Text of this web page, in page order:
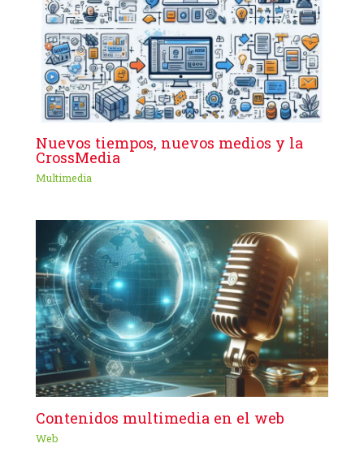
Nuevos tiempos, nuevos medios y la
CrossMedia
Multimedia
Contenidos multimedia en el web
Web